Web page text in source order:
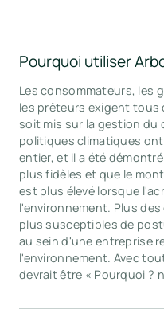
Pourquoi utiliser
Les consommateurs, les
les prêteurs exigent tous
soit mis sur la gestion du
politiques climatiques
entier, et il a été
plus fidèles et que le
est plus élevé lorsque
l'environnement. Plus
plus susceptibles de
au sein d'une entreprise
l'environnement. Avec
devrait être « Pourquoi ?